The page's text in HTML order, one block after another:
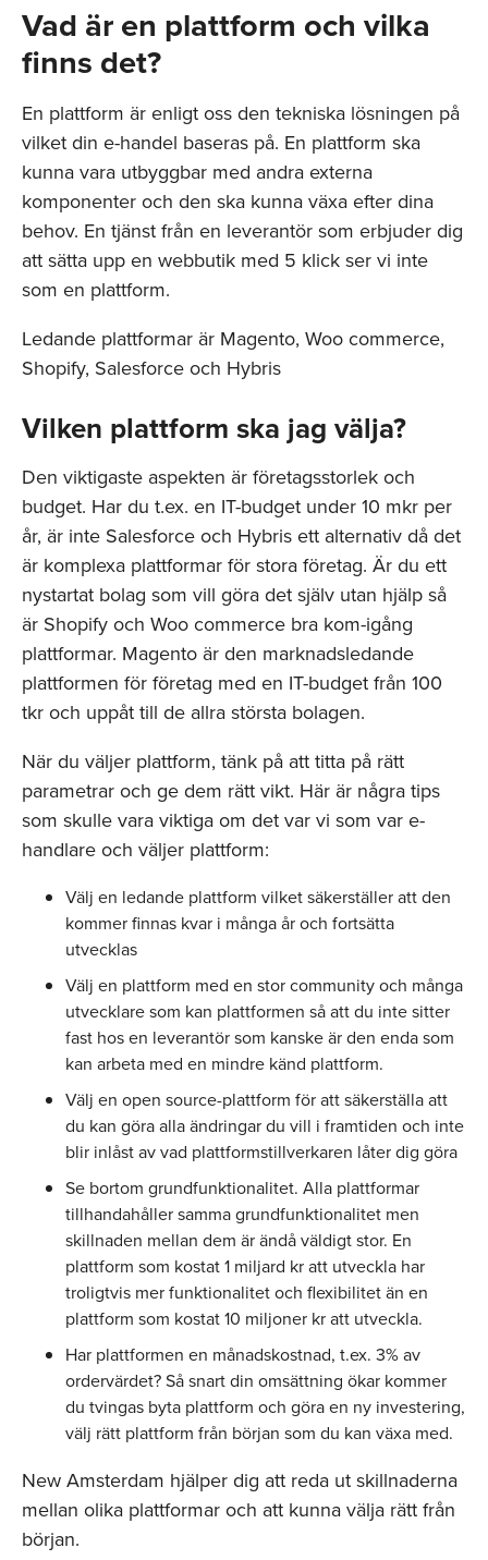
Vad är en plattform och vilka
finns det?
En plattform är enligt oss den tekniska lösningen på
vilket din e-handel baseras på. En plattform ska
kunna vara utbyggbar med andra externa
komponenter och den ska kunna växa efter dina
behov. En tjänst från en leverantör som erbjuder dig
att sätta upp en webbutik med 5 klick ser vi inte
som en plattform.
Ledande plattformar är Magento, Woo commerce,
Shopify, Salesforce och Hybris
Vilken plattform ska jag välja?
Den viktigaste aspekten är företagsstorlek och
budget. Har du t.ex. en IT-budget under 10 mkr per
år, är inte Salesforce och Hybris ett alternativ då det
är komplexa plattformar för stora företag. Är du ett
nystartat bolag som vill göra det själv utan hjälp så
är Shopify och Woo commerce bra kom-igång
plattformar. Magento är den marknadsledande
plattformen för företag med en IT-budget från 100
tkr och uppåt till de allra största bolagen.
När du väljer plattform, tänk på att titta på rätt
parametrar och ge dem rätt vikt. Här är några tips
som skulle vara viktiga om det var vi som var e-
handlare och väljer plattform:
Välj en ledande plattform vilket säkerställer att den
kommer finnas kvar i många år och fortsätta
utvecklas
Välj en plattform med en stor community och många
utvecklare som kan plattformen så att du inte sitter
fast hos en leverantör som kanske är den enda som
kan arbeta med en mindre känd plattform.
Välj en open source-plattform för att säkerställa att
du kan göra alla ändringar du vill i framtiden och inte
blir inlåst av vad plattformstillverkaren låter dig göra
Se bortom grundfunktionalitet. Alla plattformar
tillhandahåller samma grundfunktionalitet men
skillnaden mellan dem är ändå väldigt stor. En
plattform som kostat 1 miljard kr att utveckla har
troligtvis mer funktionalitet och flexibilitet än en
plattform som kostat 10 miljoner kr att utveckla.
Har plattformen en månadskostnad, t.ex. 3% av
ordervärdet? Så snart din omsättning ökar kommer
du tvingas byta plattform och göra en ny investering,
välj rätt plattform från början som du kan växa med.
New Amsterdam hjälper dig att reda ut skillnaderna
mellan olika plattformar och att kunna välja rätt från
början.